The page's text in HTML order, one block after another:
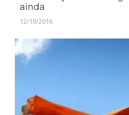
ainda
12/10/2016